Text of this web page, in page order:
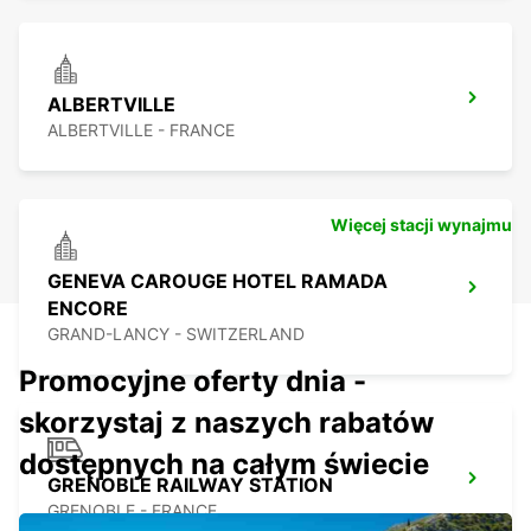
ALBERTVILLE
ALBERTVILLE - FRANCE
GENEVA CAROUGE HOTEL RAMADA
ENCORE
GRAND-LANCY - SWITZERLAND
GRENOBLE RAILWAY STATION
GRENOBLE - FRANCE
Więcej stacji wynajmu
Promocyjne oferty dnia -
skorzystaj z naszych rabatów
dostępnych na całym świecie